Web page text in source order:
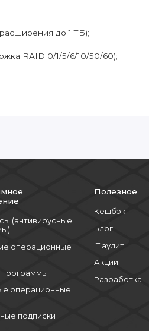
до 1 ТБ);
RAID 0/1/5/6/10/50/60);
обеспечивает
RAID и возможность
и экономичные блоки питания;
и дисков при росте нагрузки;
(антивирусные
операционные
операционные
подписки
Полезное
Кешбэк
Блог
IT аудит
Акции
Разработка